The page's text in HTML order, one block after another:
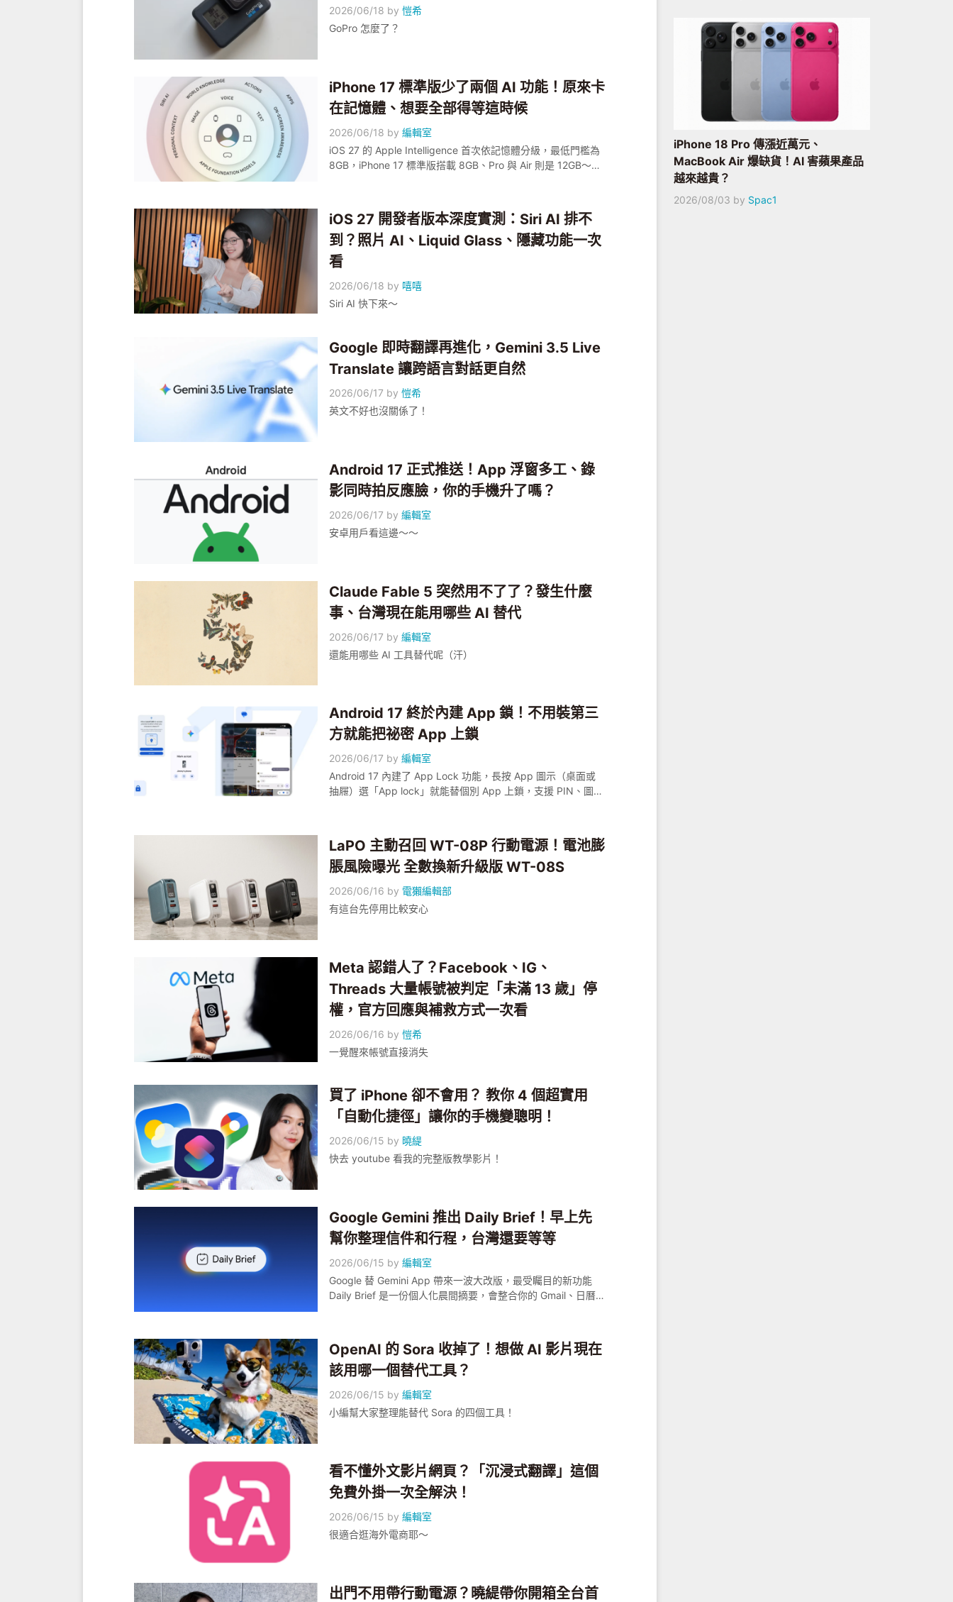
2026/06/18 by愷希
GoPro 怎麼了？
iPhone 17 標準版少了兩個 AI 功能！原來卡
在記憶體、想要全部得等這時候
2026/06/18 by編輯室
iOS 27 的 Apple Intelligence 首次依記憶體分級，最低門檻為
8GB，iPhone 17 標準版搭載 8GB、Pro 與 Air 則是 12GB～標
感知等核心功能標準版都保留！想一次擁有全部 AI 功能，得等
全系搭載 12GB 的 iPhone 18，預計 2027 年春季登場。小編幫
大家拆解這次的規格門檻設計～
iOS 27 開發者版本深度實測：Siri AI 排不
到？照片 AI、Liquid Glass、隱藏功能一次
看
2026/06/18 by 嘻嘻
Siri AI 快下來～
Google 即時翻譯再進化，Gemini 3.5 Live
Translate 讓跨語言對話更自然
2026/06/17 by愷希
英文不好也沒關係了！
Android 17 正式推送！App 浮窗多工、錄
影同時拍反應臉，你的手機升了嗎？
2026/06/17 by編輯室
安卓用戶看這邊～～
Claude Fable 5 突然用不了了？發生什麼
事、台灣現在能用哪些 AI 替代
2026/06/17 by編輯室
還能用哪些 AI 工具替代呢（汗）
Android 17 終於內建 App 鎖！不用裝第三
方就能把祕密 App 上鎖
2026/06/17 by編輯室
Android 17 內建了 App Lock 功能，長按 App 圖示（桌面或
抽屜）選「App lock」就能替個別 App 上鎖，支援 PIN、圖
Pixel 6 以上機型為示範主體，帶大家逐步開啟，並說清楚它跟
Identity Check 的差別。
LaPO 主動召回 WT-08P 行動電源！電池膨
脹風險曝光 全數換新升級版 WT-08S
2026/06/16 by 電獺編輯部
有這台先停用比較安心
Meta 認錯人了？Facebook、IG、
Threads 大量帳號被判定「未滿 13 歲」停
權，官方回應與補救方式一次看
2026/06/16 by愷希
一覺醒來帳號直接消失
買了 iPhone 卻不會用？ 教你 4 個超實用
「自動化捷徑」讓你的手機變聰明！
2026/06/15 by 曉緹
快去 youtube 看我的完整版教學影片！
Google Gemini 推出 Daily Brief！早上先
幫你整理信件和行程，台灣還要等等
2026/06/15 by編輯室
Google 替 Gemini App 帶來一波大改版，最受矚目的新功能
Daily Brief 是一份個人化晨間摘要，會整合你的 Gmail、日曆
OpenAI 的 Sora 收掉了！想做 AI 影片現在
該用哪一個替代工具？
2026/06/15 by編輯室
小編幫大家整理能替代 Sora 的四個工具！
看不懂外文影片網頁？「沉浸式翻譯」這個
免費外掛一次全解決！
2026/06/15 by編輯室
很適合逛海外電商耶～
出門不用帶行動電源？曉緹帶你開箱全台首
iPhone 18 Pro 傳漲近萬元、
MacBook Air 爆缺貨！AI 害蘋果產品
越來越貴？
2026/08/03 by Spac1